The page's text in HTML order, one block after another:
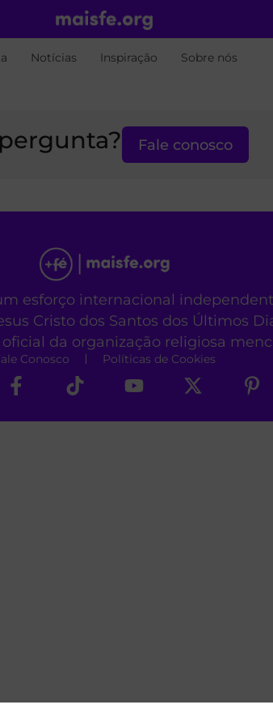
Notícias Inspiração Sobre nós
Fale conosco
esforço internacional
Cristo dos Santos dos Últimos
da organização religiosa
Conosco Políticas de Cookies